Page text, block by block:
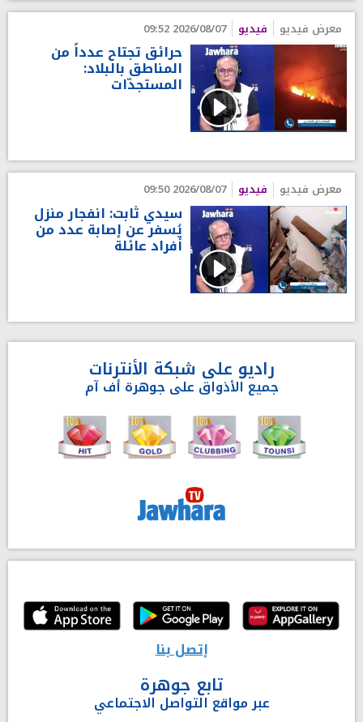
معرض فيديو فيديو 2026/08/07 09:52
حرائق تجتاح عدداً من
المناطق بالبلاد:
المستجدّات
معرض فيديو فيديو 2026/08/07 09:50
سيدي ثابت: انفجار منزل
يُسفر عن إصابة عدد من
أفراد عائلة
راديو على شبكة الأنترنات
جميع الأذواق على جوهرة أف آم
إتصل بنا
تابع جوهرة
عبر مواقع التواصل الاجتماعي